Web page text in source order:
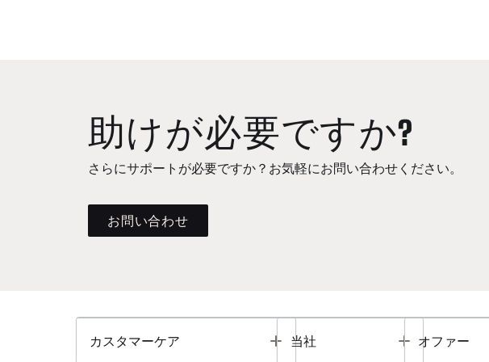
助けが必要ですか?
さらにサポートが必要ですか？お気軽にお問い合わせください。
お問い合わせ
カスタマーケア Toggle
当社 Toggle
オファー